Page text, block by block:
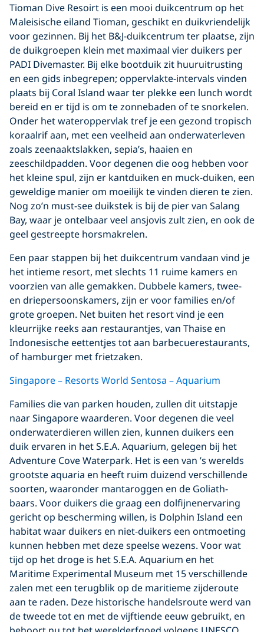
Tioman Dive Resoirt is een mooi duikcentrum op het
Maleisische eiland Tioman, geschikt en duikvriendelijk
voor gezinnen. Bij het B&J-duikcentrum ter plaatse, zijn
de duikgroepen klein met maximaal vier duikers per
PADI Divemaster. Bij elke bootduik zit huuruitrusting
en een gids inbegrepen; oppervlakte-intervals vinden
plaats bij Coral Island waar ter plekke een lunch wordt
bereid en er tijd is om te zonnebaden of te snorkelen.
Onder het wateroppervlak tref je een gezond tropisch
koraalrif aan, met een veelheid aan onderwaterleven
zoals zeenaaktslakken, sepia’s, haaien en
zeeschildpadden. Voor degenen die oog hebben voor
het kleine spul, zijn er kantduiken en muck-duiken, een
geweldige manier om moeilijk te vinden dieren te zien.
Nog zo’n must-see duikstek is bij de pier van Salang
Bay, waar je ontelbaar veel ansjovis zult zien, en ook de
geel gestreepte horsmakrelen.
Een paar stappen bij het duikcentrum vandaan vind je
het intieme resort, met slechts 11 ruime kamers en
voorzien van alle gemakken. Dubbele kamers, twee-
en driepersoonskamers, zijn er voor families en/of
grote groepen. Net buiten het resort vind je een
kleurrijke reeks aan restaurantjes, van Thaise en
Indonesische eettentjes tot aan barbecuerestaurants,
of hamburger met frietzaken.
Singapore – Resorts World Sentosa – Aquarium
Families die van parken houden, zullen dit uitstapje
naar Singapore waarderen. Voor degenen die veel
onderwaterdieren willen zien, kunnen duikers een
duik ervaren in het S.E.A. Aquarium, gelegen bij het
Adventure Cove Waterpark. Het is een van ’s werelds
grootste aquaria en heeft ruim duizend verschillende
soorten, waaronder mantaroggen en de Goliath-
baars. Voor duikers die graag een dolfijnenervaring
gericht op bescherming willen, is Dolphin Island een
habitat waar duikers en niet-duikers een ontmoeting
kunnen hebben met deze speelse wezens. Voor wat
tijd op het droge is het S.E.A. Aquarium en het
Maritime Experimental Museum met 15 verschillende
zalen met een terugblik op de maritieme zijderoute
aan te raden. Deze historische handelsroute werd van
de tweede tot en met de vijftiende eeuw gebruikt, en